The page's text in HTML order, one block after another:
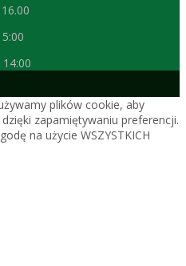
plików cookie, aby
zapamiętywaniu preferencji.
na użycie WSZYSTKICH